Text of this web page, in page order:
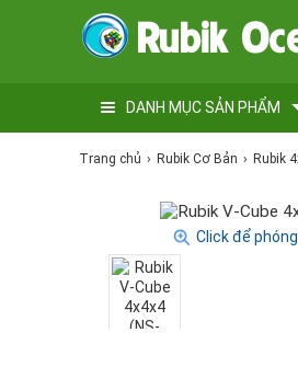
DANH MỤC SẢN PHẨM
Trang chủ Rubik Cơ Bản Rubik
Click để